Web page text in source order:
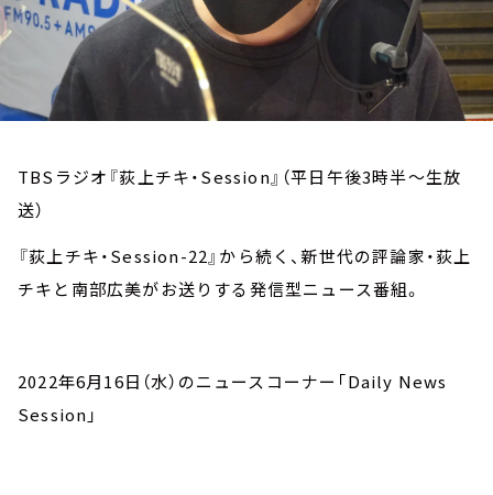
TBSラジオ『荻上チキ・Session』（平日午後3時半～生放
送）
『荻上チキ・Session-22』から続く、新世代の評論家・荻上
チキと南部広美がお送りする発信型ニュース番組。
2022年6月16日（水）のニュースコーナー「Daily News
Session」